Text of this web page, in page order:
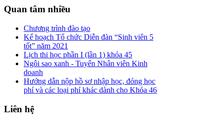
Quan tâm nhiều
Chương trình đào tạo
Kế hoạch Tổ chức Diễn đàn “Sinh viên 5
tốt” năm 2021
Lịch thi học phần I (lần 1) khóa 45
Ngôi sao xanh - Tuyển Nhân viên Kinh
doanh
Hướng dẫn nộp hồ sơ nhập học, đóng học
phí và các loại phí khác dành cho Khóa 46
Liên hệ